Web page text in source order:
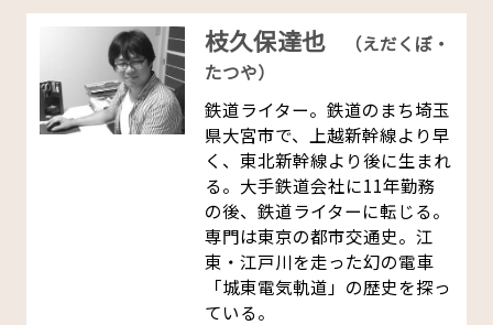
枝久保達也
（えだくぼ・
たつや）
鉄道ライター。鉄道のまち埼玉
県大宮市で、上越新幹線より早
く、東北新幹線より後に生まれ
る。大手鉄道会社に11年勤務
の後、鉄道ライターに転じる。
専門は東京の都市交通史。江
東・江戸川を走った幻の電車
「城東電気軌道」の歴史を探っ
ている。